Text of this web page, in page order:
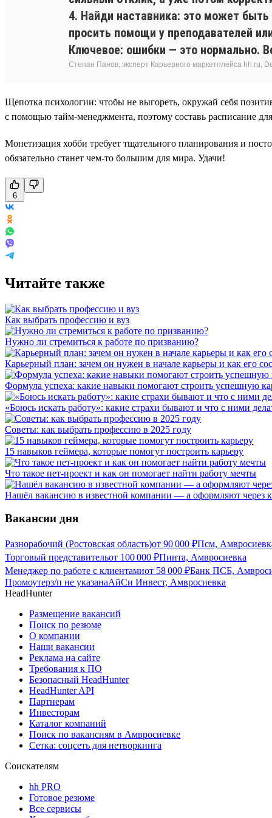
4. Найди наставника: это может
просить помощи у преподавателей
Ключевое: ошибки — это нормально.
Степан Панов, эксперт Карьерного маркетплейса hh.ru,
Щепотка психологии: чтобы не выгореть, окружай себя
с помощью тайм-менеджмента, поэтому составь расписание
Монетизация хобби требует тщательного планирования и
обязательно станет чем-то большим для мира. Удачи!
6
Читайте также
Как выбрать профессию и вуз
Нужно ли стремиться к работе по призванию?
Карьерный план: зачем он нужен в начале карьеры и как его
Формула успеха: какие навыки помогают строить успешную
«Боюсь искать работу»: какие страхи бывают и что с ними
Советы: как выбрать профессию в 2025 году
15 навыков геймера, которые помогут построить карьеру
Что такое пет-проект и как он помогает найти работу мечты
Нашёл вакансию в известной компании — а оформляют через
Вакансии дня
Разнорабочий (Ростовская область)от 90 000 ₽Псм,
Торговый представительот 100 000 ₽Пинта, Амвросиевка
Менеджер по работе с клиентамиот 58 000 ₽Банк ПСБ,
Промоутерз/п не указанаАйСи Инвест, Амвросиевка
HeadHunter
Размещение вакансий
Поиск по резюме
О компании
Наши вакансии
Реклама на сайте
Требования к ПО
Безопасный HeadHunter
HeadHunter API
Партнерам
Инвесторам
Каталог компаний
Поиск по вакансиям в Амвросиевке
Сетка: соцсеть для нетворкинга
Соискателям
hh PRO
Готовое резюме
Все сервисы